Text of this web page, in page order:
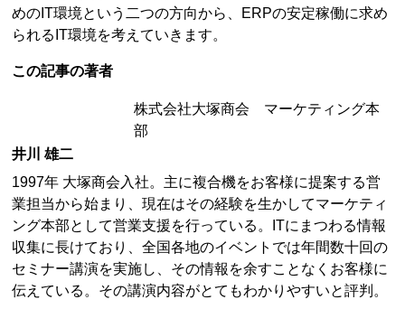
めのIT環境という二つの方向から、ERPの安定稼働に求め
られるIT環境を考えていきます。
この記事の著者
株式会社大塚商会 マーケティング本
部
井川 雄二
1997年 大塚商会入社。主に複合機をお客様に提案する営
業担当から始まり、現在はその経験を生かしてマーケティ
ング本部として営業支援を行っている。ITにまつわる情報
収集に長けており、全国各地のイベントでは年間数十回の
セミナー講演を実施し、その情報を余すことなくお客様に
伝えている。その講演内容がとてもわかりやすいと評判。